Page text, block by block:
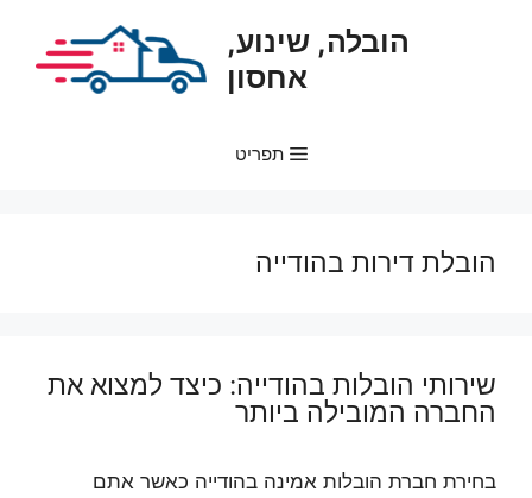
הובלה, שינוע,
אחסון
תפריט
הובלת דירות בהודייה
שירותי הובלות בהודייה: כיצד למצוא את
החברה המובילה ביותר
בחירת חברת הובלות אמינה בהודייה כאשר אתם